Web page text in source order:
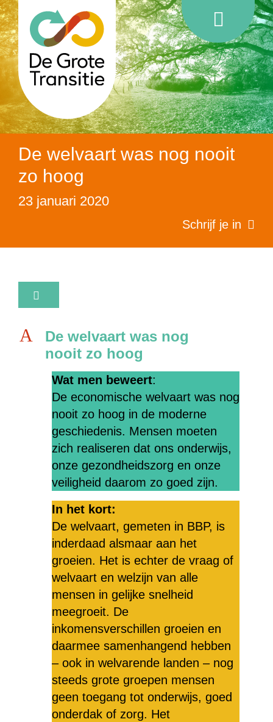
De welvaart was nog nooit
zo hoog
23 januari 2020
Schrijf je in
A
De welvaart was nog
nooit zo hoog
Wat men beweert:
De economische welvaart was nog
nooit zo hoog in de moderne
geschiedenis. Mensen moeten
zich realiseren dat ons onderwijs,
onze gezondheidszorg en onze
veiligheid daarom zo goed zijn.
In het kort:
De welvaart, gemeten in BBP, is
inderdaad alsmaar aan het
groeien. Het is echter de vraag of
welvaart en welzijn van alle
mensen in gelijke snelheid
meegroeit. De
inkomensverschillen groeien en
daarmee samenhangend hebben
– ook in welvarende landen – nog
steeds grote groepen mensen
geen toegang tot onderwijs, goed
onderdak of zorg. Het